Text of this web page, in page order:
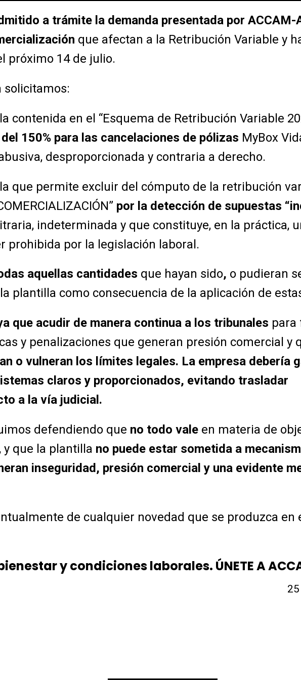
a trámite la demanda presentada por ACCAM-
que afectan a la Retribución Variable y
próximo 14 de julio.
solicitamos:
contenida en el “Esquema de Retribución Variable
150% para las cancelaciones de pólizas MyBox
desproporcionada y contraria a derecho.
que permite excluir del cómputo de la retribución
por la detección de supuestas
indeterminada y que constituye, en la práctica,
prohibida por la legislación laboral.
aquellas cantidades que hayan sido, o pudieran
plantilla como consecuencia de la aplicación de
que acudir de manera continua a los tribunales para
y penalizaciones que generan presión comercial y
o vulneran los límites legales. La empresa debería
claros y proporcionados, evitando trasladar
a la vía judicial.
defendiendo que no todo vale en materia de
y que la plantilla no puede estar sometida a
inseguridad, presión comercial y una evidente
de cualquier novedad que se produzca en
y condiciones laborales. ÚNETE A
25